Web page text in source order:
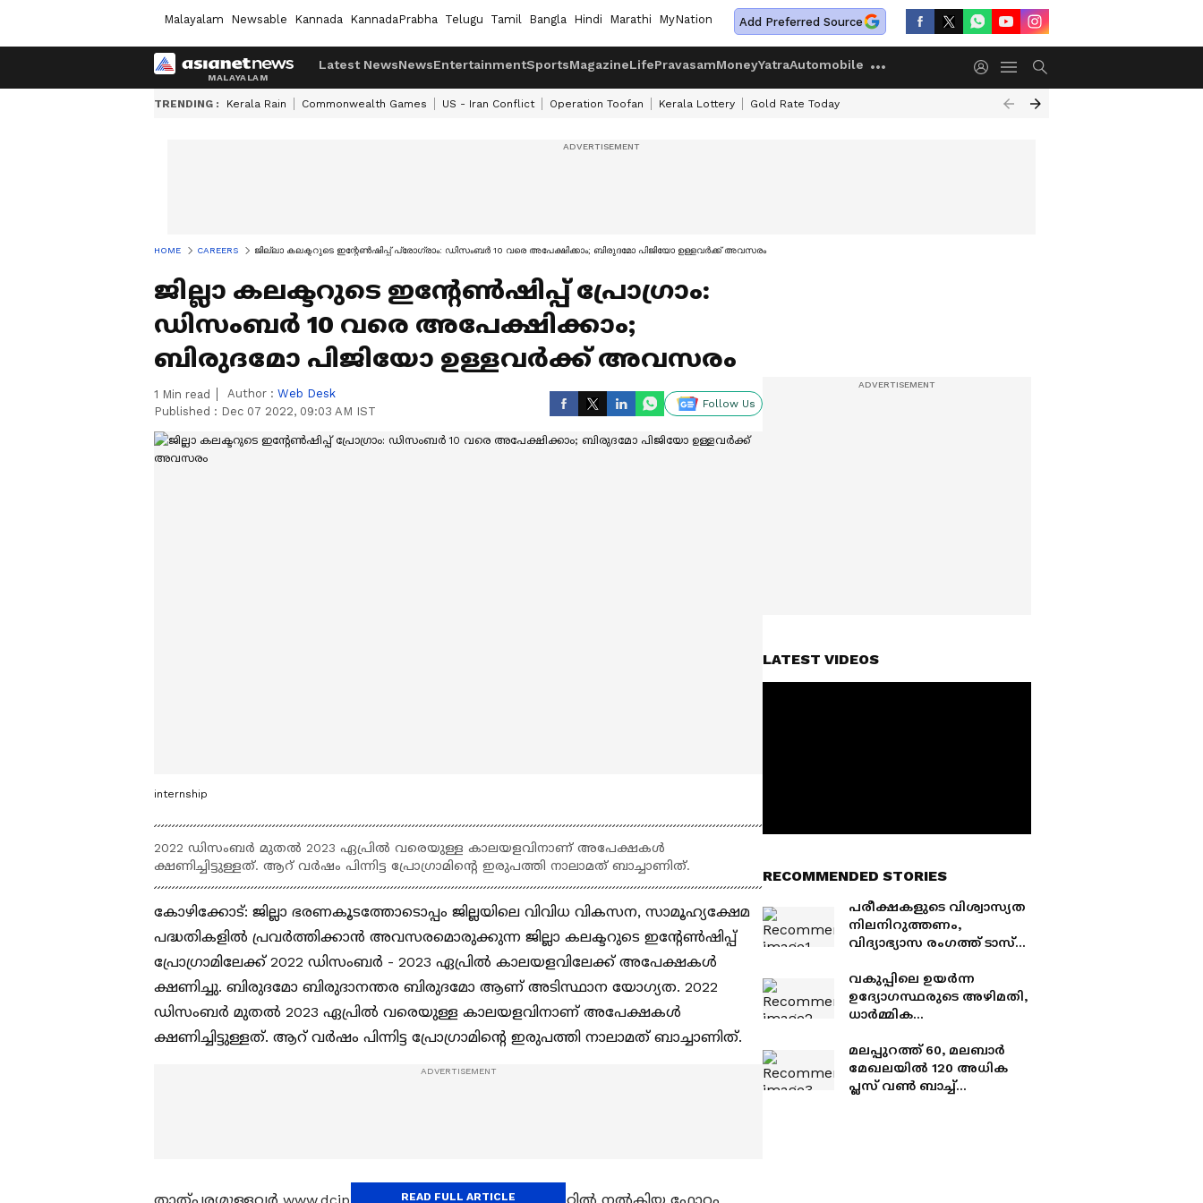
Malayalam Newsable Kannada KannadaPrabha Telugu Tamil Bangla Hindi Marathi MyNation Add Preferred Source
Latest NewsNewsEntertainmentSportsMagazineLifePravasamMoneyYatraAutomobile
TRENDING : Kerala Rain Commonwealth Games US - Iran Conflict Operation Toofan Kerala Lottery Gold Rate Today
HOME CAREERS ജില്ലാ കലക്ടറുടെ ഇന്റേൺഷിപ്പ് പ്രോഗ്രാം: ഡിസംബർ 10 വരെ അപേക്ഷിക്കാം; ബിരുദമോ പിജിയോ ഉള്ളവർക്ക് അവസരം
ജില്ലാ കലക്ടറുടെ ഇന്റേൺഷിപ്പ് പ്രോഗ്രാം:
ഡിസംബർ 10 വരെ അപേക്ഷിക്കാം;
ബിരുദമോ പിജിയോ ഉള്ളവർക്ക് അവസരം
1 Min read Author : Web Desk
Published : Dec 07 2022, 09:03 AM IST
Follow Us
internship
2022 ഡിസംബർ മുതൽ 2023 ഏപ്രിൽ വരെയുള്ള കാലയളവിനാണ്‌ അപേക്ഷകൾ
ക്ഷണിച്ചിട്ടുള്ളത്. ആറ്‌ വർഷം പിന്നിട്ട പ്രോഗ്രാമിന്റെ ഇരുപത്തി നാലാമത് ബാച്ചാണിത്.
കോഴിക്കോട്: ജില്ലാ ഭരണകൂടത്തോടൊപ്പം ജില്ലയിലെ വിവിധ വികസന, സാമൂഹ്യക്ഷേമ
പദ്ധതികളിൽ പ്രവർത്തിക്കാൻ അവസരമൊരുക്കുന്ന ജില്ലാ കലക്ടറുടെ ഇന്റേൺഷിപ്പ്
പ്രോഗ്രാമിലേക്ക് 2022 ഡിസംബർ - 2023 ഏപ്രിൽ കാലയളവിലേക്ക് അപേക്ഷകൾ
ക്ഷണിച്ചു. ബിരുദമോ ബിരുദാനന്തര ബിരുദമോ ആണ്‌ അടിസ്ഥാന യോഗ്യത. 2022
ഡിസംബർ മുതൽ 2023 ഏപ്രിൽ വരെയുള്ള കാലയളവിനാണ്‌ അപേക്ഷകൾ
ക്ഷണിച്ചിട്ടുള്ളത്. ആറ്‌ വർഷം പിന്നിട്ട പ്രോഗ്രാമിന്റെ ഇരുപത്തി നാലാമത് ബാച്ചാണിത്.
താത്പര്യമുള്ളവർ www.dcipkkd.in/apply/ എന്ന വെബ്സൈറ്റിൽ നൽകിയ ഫോറം
READ FULL ARTICLE
LATEST VIDEOS
RECOMMENDED STORIES
പരീക്ഷകളുടെ വിശ്വാസ്യത
നിലനിറുത്തണം,
വിദ്യാഭ്യാസ രംഗത്ത് ടാസ്ക്
പ്രധാനമന്ത്രിയുടെ
പ്രഖ്യാപനം ഇൻസ്റ്റഗ്രാമിൽ
വകുപ്പിലെ ഉയർന്ന
ഉദ്യോഗസ്ഥരുടെ അഴിമതി,
ധാർമ്മിക
പ്രഖ്യാപിച്ച്
ഓസ്ട്രേലിയയിലെ
വിദ്യാഭ്യാസ മന്ത്രി
മലപ്പുറത്ത് 60, മലബാർ
മേഖലയിൽ 120 അധിക
പ്ലസ് വണ്‍ ബാച്ച്